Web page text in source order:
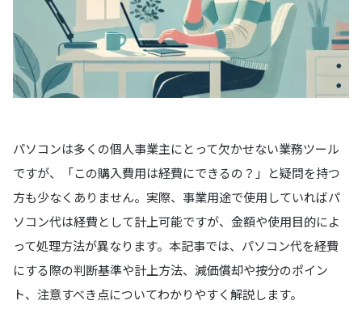
パソコンは多くの個人事業主にとって欠かせない業務ツール
ですが、「この購入費用は経費にできるの？」と疑問を持つ
方も少なくありません。実際、事業用途で使用していればパ
ソコン代は経費として計上可能ですが、金額や使用目的によ
って処理方法が異なります。本記事では、パソコン代を経費
にする際の判断基準や計上方法、減価償却や按分のポイン
ト、注意すべき点についてわかりやすく解説します。